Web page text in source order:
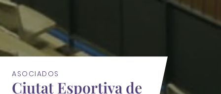
ASOCIADOS
Ciutat Esportiva de